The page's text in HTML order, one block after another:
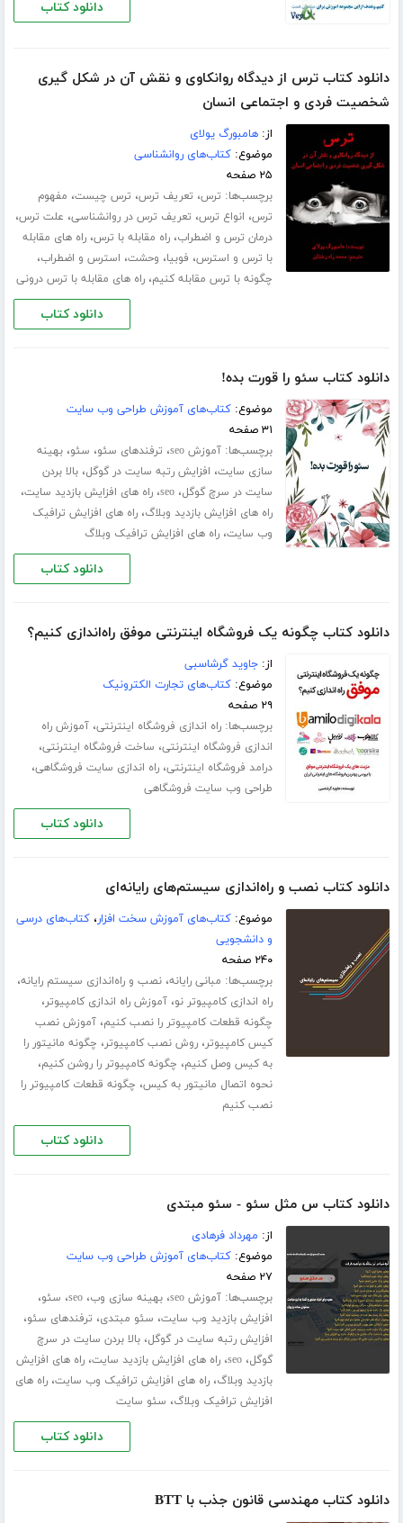
دانلود کتاب
دانلود کتاب ترس از دیدگاه روانکاوی و نقش آن در شکل گیری
شخصیت فردی و اجتماعی انسان
از:هامبورگ یولای
موضوع:کتاب‌های روانشناسی
۲۵ صفحه
برچسب‌ها: ترس، تعریف ترس، ترس چیست، مفهوم
ترس، انواع ترس، تعریف ترس در روانشناسی، علت ترس،
درمان ترس و اضطراب،راه مقابله با ترس،راه های مقابله
با ترس و استرس، فوبیا، وحشت، استرس و اضطراب،
چگونه با ترس مقابله کنیم،راه های مقابله با ترس درونی
دانلود کتاب
دانلود کتاب سئو را قورت بده!
موضوع:کتاب‌های آموزش طراحی وب سایت
۳۱ صفحه
برچسب‌ها:آموزش seo ، ترفندهای سئو، سئو،بهینه
سازی سایت، افزایش رتبه سایت در گوگل،بالا بردن
سایت در سرچ گوگل،seo،راه های افزایش بازدید سایت،
راه های افزایش بازدید وبلاگ،راه های افزایش ترافیک
وب سایت،راه های افزایش ترافیک وبلاگ
دانلود کتاب
دانلود کتاب چگونه یک فروشگاه اینترنتی موفق راه‌اندازی کنیم؟
از:جاوید گرشاسبی
موضوع:کتاب‌های تجارت الکترونیک
۲۹ صفحه
برچسب‌ها:راه اندازی فروشگاه اینترنتی،آموزش راه
اندازی فروشگاه اینترنتی، ساخت فروشگاه اینترنتی،
درامد فروشگاه اینترنتی،راه اندازی سایت فروشگاهی،
طراحی وب سایت فروشگاهی
دانلود کتاب
دانلود کتاب نصب و راه‌اندازی سیستم‌های رایانه‌ای
موضوع:کتاب‌های آموزش سخت افزار،کتاب‌های درسی
و دانشجویی
۲۴۰ صفحه
برچسب‌ها: مبانی رایانه،نصب و راه‌اندازی سیستم‌ رایانه‌،
راه اندازی کامپیوتر نو،آموزش راه اندازی کامپیوتر،
چگونه قطعات کامپیوتر را نصب کنیم،آموزش نصب
کیس کامپیوتر،روش نصب کامپیوتر، چگونه مانیتور را
به کیس وصل کنیم، چگونه کامپیوتر را روشن کنیم،
نحوه اتصال مانیتور به کیس، چگونه قطعات کامپیوتر را
نصب کنیم
دانلود کتاب
دانلود کتاب س مثل سئو - سئو مبتدی
از: مهرداد فرهادی
موضوع:کتاب‌های آموزش طراحی وب سایت
۲۷ صفحه
برچسب‌ها:آموزش seo ،بهینه سازی وب،seo، سئو،
افزایش بازدید وب سایت، سئو مبتدی، ترفندهای سئو،
افزایش رتبه سایت در گوگل،بالا بردن سایت در سرچ
گوگل،seo،راه های افزایش بازدید سایت،راه های افزایش
بازدید وبلاگ،راه های افزایش ترافیک وب سایت،راه های
افزایش ترافیک وبلاگ، سئو سایت
دانلود کتاب
دانلود کتاب مهندسی قانون جذب با BTT